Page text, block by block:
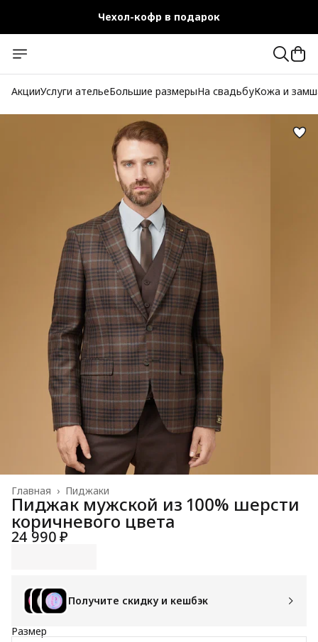
Чехол-кофр в подарок
Бесплатная доставка при заказе от 10 000 руб.
АкцииУслуги ательеБольшие размерыНа свадьбуКожа и
Пиджаки
Главная ›
Пиджак мужской из 100% шерсти
коричневого цвета
24 990 ₽
Получите скидку и кешбэк
Размер